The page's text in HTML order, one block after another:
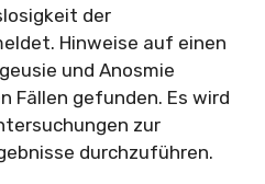
der
Hinweise auf einen
und Anosmie
Fällen gefunden. Es wird
zur
durchzuführen.